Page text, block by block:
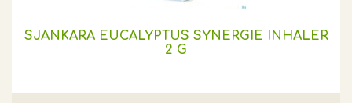
SJANKARA EUCALYPTUS SYNERGIE INHALER
2 G